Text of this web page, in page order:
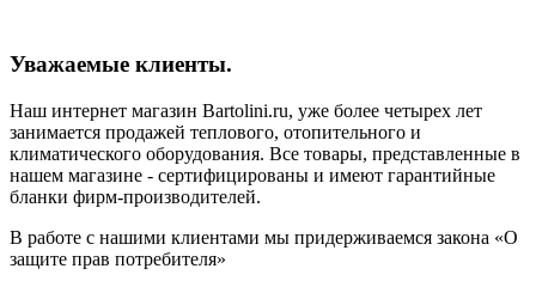
Уважаемые клиенты.
Наш интернет магазин Bartolini.ru, уже более четырех лет
занимается продажей теплового, отопительного и
климатического оборудования. Все товары, представленные в
нашем магазине - сертифицированы и имеют гарантийные
бланки фирм-производителей.
В работе с нашими клиентами мы придерживаемся закона «О
защите прав потребителя»